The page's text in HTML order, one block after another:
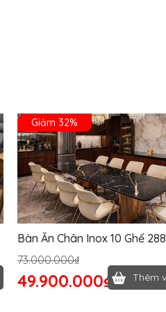
Giảm 32%
Bàn Ăn Chân Inox 10 Ghế
73.000.000₫
49.900.000₫ Thêm